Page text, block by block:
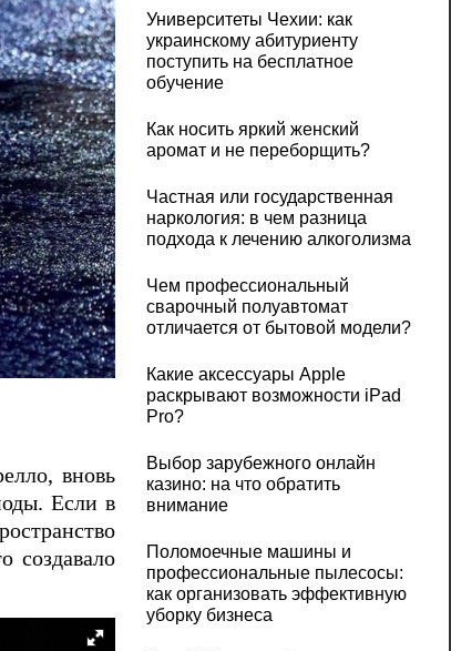
вновь
Если в
создавало
Университеты Чехии: как
украинскому абитуриенту
поступить на бесплатное
обучение
Как носить яркий женский
аромат и не переборщить?
Частная или государственная
наркология: в чем разница
подхода к лечению алкоголизма
Чем профессиональный
сварочный полуавтомат
отличается от бытовой модели?
Какие аксессуары Apple
раскрывают возможности iPad
Pro?
Выбор зарубежного онлайн
казино: на что обратить
внимание
Поломоечные машины и
профессиональные пылесосы:
как организовать эффективную
уборку бизнеса